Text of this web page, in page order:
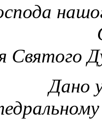
Святого
Дано